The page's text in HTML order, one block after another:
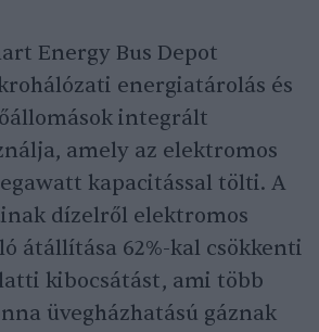
Energy Bus Depot
energiatárolás és
integrált
amely az elektromos
kapacitással tölti. A
dízelről elektromos
átállítása 62%-kal csökkenti
kibocsátást, ami több
üvegházhatású gáznak